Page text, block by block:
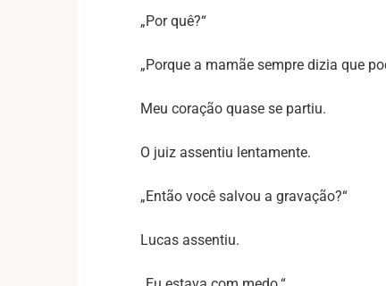
„Por quê?“
„Porque a mamãe sempre dizia que
Meu coração quase se partiu.
O juiz assentiu lentamente.
„Então você salvou a gravação?“
Lucas assentiu.